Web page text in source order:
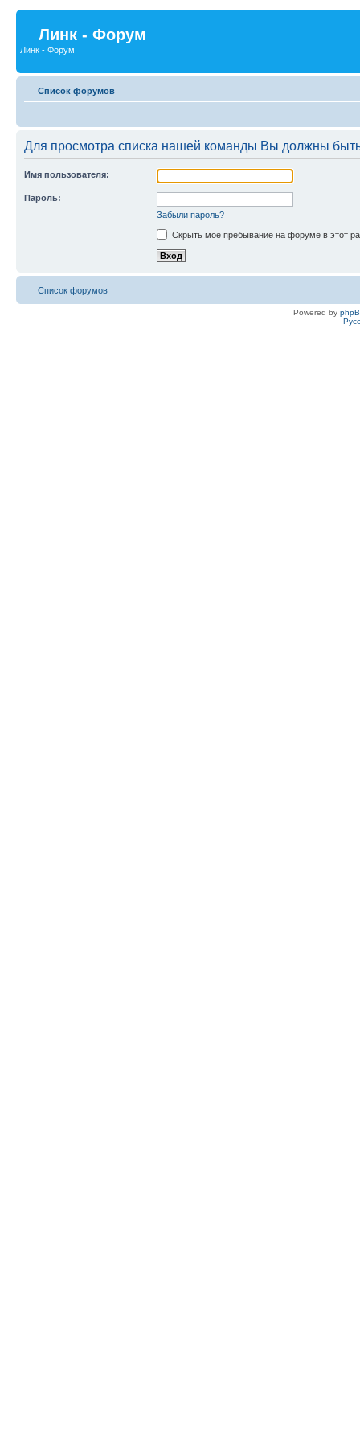
Линк - Форум
Линк - Форум
Список форумов
Для просмотра списка нашей команды Вы должны
Имя пользователя:
Пароль:
Забыли пароль?
Скрыть мое пребывание на форуме в этот
Список форумов
Powered by